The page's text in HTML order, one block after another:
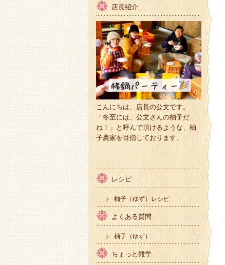
店長紹介
こんにちは、店長の公文です。
「冬至には、公文さんの柚子だ
ね！」と呼んで頂けるような、柚
子農家を目指しております。
レシピ
柚子（ゆず）レシピ
よくある質問
柚子（ゆず）
ちょっと雑学